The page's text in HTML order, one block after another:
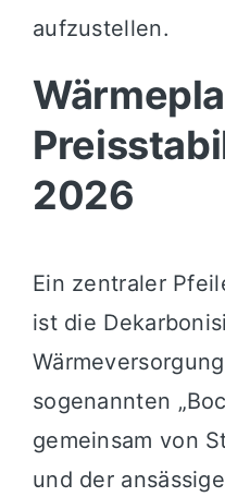
aufzustellen.
2026
Ein zentraler
ist die
sogenannten
gemeinsam von
und der